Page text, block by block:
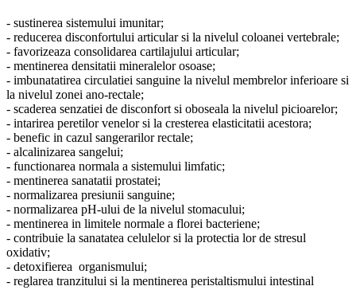
- sustinerea sistemului imunitar;
- reducerea disconfortului articular si la nivelul coloanei vertebrale;
- favorizeaza consolidarea cartilajului articular;
- mentinerea densitatii mineralelor osoase;
- imbunatatirea circulatiei sanguine la nivelul membrelor inferioare si
la nivelul zonei ano-rectale;
- scaderea senzatiei de disconfort si oboseala la nivelul picioarelor;
- intarirea peretilor venelor si la cresterea elasticitatii acestora;
- benefic in cazul sangerarilor rectale;
- alcalinizarea sangelui;
- functionarea normala a sistemului limfatic;
- mentinerea sanatatii prostatei;
- normalizarea presiunii sanguine;
- normalizarea pH-ului de la nivelul stomacului;
- mentinerea in limitele normale a florei bacteriene;
- contribuie la sanatatea celulelor si la protectia lor de stresul
oxidativ;
- detoxifierea organismului;
- reglarea tranzitului si la mentinerea peristaltismului intestinal